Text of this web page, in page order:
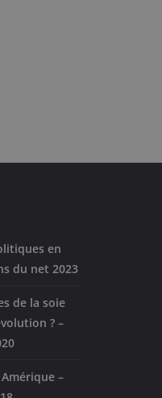
en
du net 2023
de la soie
? –
–